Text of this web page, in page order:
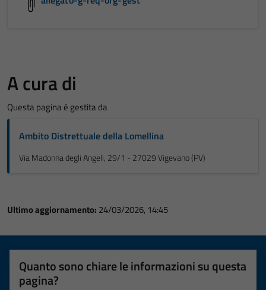
A cura di
Questa pagina è gestita da
Ambito Distrettuale della Lomellina
Via Madonna degli Angeli, 29/1 - 27029 Vigevano (PV)
Ultimo aggiornamento: 24/03/2026, 14:45
Quanto sono chiare le informazioni su questa
pagina?